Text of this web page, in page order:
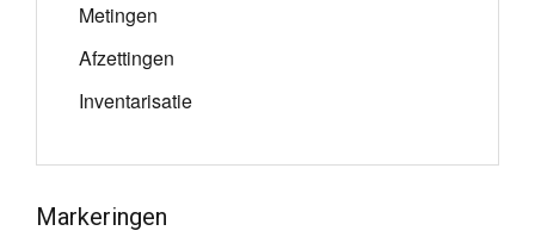
Metingen
Afzettingen
Inventarisatie
Markeringen